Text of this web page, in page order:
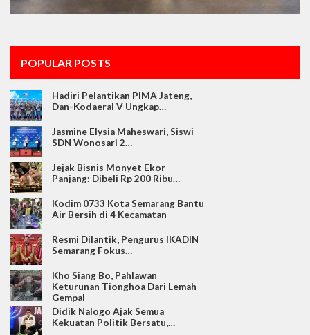
POPULAR POSTS
Hadiri Pelantikan PIMA Jateng,
Dan-Kodaeral V Ungkap…
Jasmine Elysia Maheswari, Siswi
SDN Wonosari 2…
Jejak Bisnis Monyet Ekor
Panjang: Dibeli Rp 200 Ribu…
Kodim 0733 Kota Semarang Bantu
Air Bersih di 4 Kecamatan
Resmi Dilantik, Pengurus IKADIN
Semarang Fokus…
Kho Siang Bo, Pahlawan
Keturunan Tionghoa Dari Lemah
Gempal
Didik Nalogo Ajak Semua
Kekuatan Politik Bersatu,…